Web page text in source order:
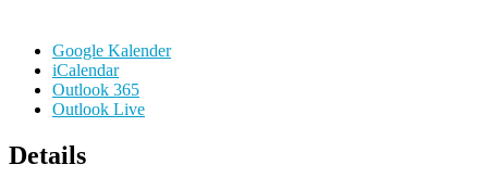
Google Kalender
iCalendar
Outlook 365
Outlook Live
Details